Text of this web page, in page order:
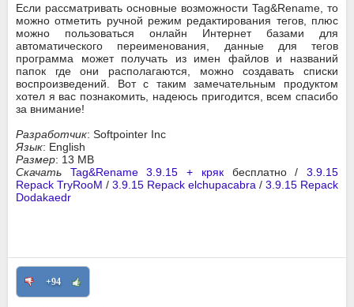
Если рассматривать основные возможности Tag&Rename, то
можно отметить ручной режим редактирования тегов, плюс
можно пользоваться онлайн Интернет базами для
автоматического переименования, данные для тегов
программа может получать из имен файлов и названий
папок где они располагаются, можно создавать списки
воспроизведений. Вот с таким замечательным продуктом
хотел я вас познакомить, надеюсь пригодится, всем спасибо
за внимание!
Разработчик: Softpointer Inc
Язык: English
Размер: 13 MB
Скачать
Tag&Rename 3.9.15 + крякбесплатно /3.9.15
Repack TryRooM / 3.9.15 Repack elchupacabra / 3.9.15 Repack
Dodakaedr
+94